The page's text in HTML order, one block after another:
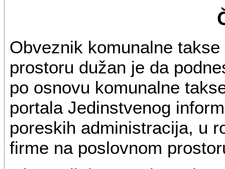
Obveznik komunalne
prostoru dužan je da
po osnovu komunalne
portala Jedinstvenog
poreskih administracija, u
firme na poslovnom